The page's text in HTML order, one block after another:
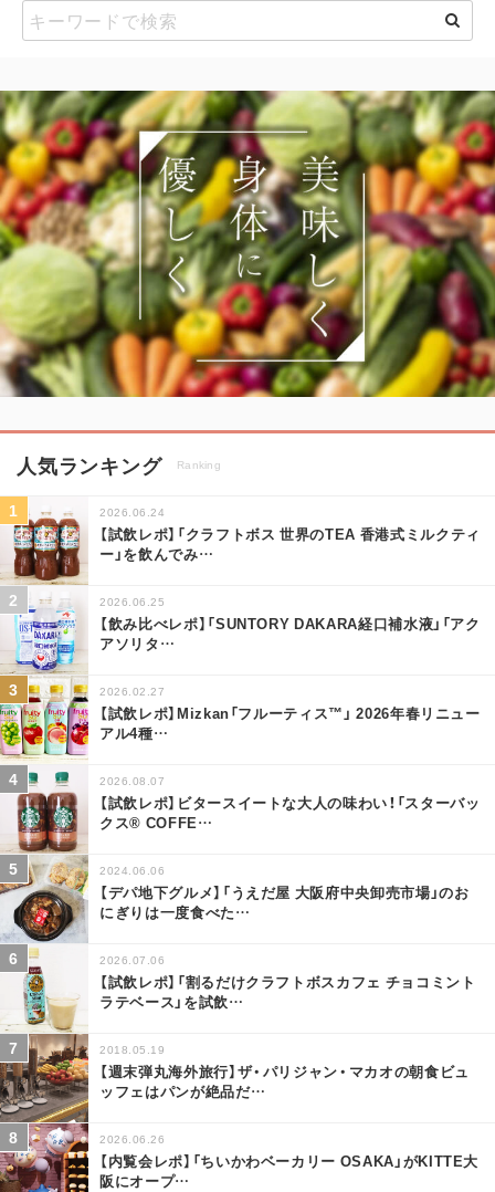
人気ランキング Ranking
2026.06.24
【試飲レポ】「クラフトボス 世界のTEA 香港式ミルクティ
ー」を飲んでみ…
2026.06.25
【飲み比べレポ】「SUNTORY DAKARA経口補水液」「アク
アソリタ…
2026.02.27
【試飲レポ】Mizkan「フルーティス™」 2026年春リニュー
アル4種…
2026.08.07
【試飲レポ】ビタースイートな大人の味わい！「スターバッ
クス® COFFE…
2024.06.06
【デパ地下グルメ】「うえだ屋 大阪府中央卸売市場」のお
にぎりは一度食べた…
2026.07.06
【試飲レポ】「割るだけクラフトボスカフェ チョコミント
ラテベース」を試飲…
2018.05.19
【週末弾丸海外旅行】ザ・パリジャン・マカオの朝食ビュ
ッフェはパンが絶品だ…
2026.06.26
【内覧会レポ】「ちいかわベーカリー OSAKA」がKITTE大
阪にオープ…